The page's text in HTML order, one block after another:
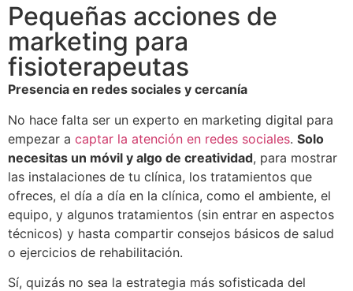
Pequeñas acciones de
marketing para
fisioterapeutas
Presencia en redes sociales y cercanía
No hace falta ser un experto en marketing digital para
empezar a captar la atención en redes sociales. Solo
necesitas un móvil y algo de creatividad, para mostrar
las instalaciones de tu clínica, los tratamientos que
ofreces, el día a día en la clínica, como el ambiente, el
equipo, y algunos tratamientos (sin entrar en aspectos
técnicos) y hasta compartir consejos básicos de salud
o ejercicios de rehabilitación.
Sí, quizás no sea la estrategia más sofisticada del